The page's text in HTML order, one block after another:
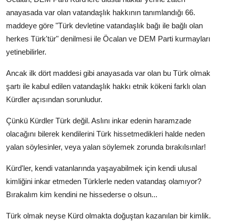
anayasada var olan vatandaşlık hakkının tanımlandığı 66.
maddeye göre "Türk devletine vatandaşlık bağı ile bağlı olan
herkes Türk'tür" denilmesi ile Öcalan ve DEM Parti kurmayları
yetinebilirler.
Ancak ilk dört maddesi gibi anayasada var olan bu Türk olmak
şartı ile kabul edilen vatandaşlık hakkı etnik kökeni farklı olan
Kürdler açısından sorunludur.
Çünkü Kürdler Türk değil. Aslını inkar edenin haramzade
olacağını bilerek kendilerini Türk hissetmedikleri halde neden
yalan söylesinler, veya yalan söylemek zorunda bırakılsınlar!
Kürd'ler, kendi vatanlarında yaşayabilmek için kendi ulusal
kimliğini inkar etmeden Türklerle neden vatandaş olamıyor?
Bırakalım kim kendini ne hissederse o olsun...
Türk olmak neyse Kürd olmakta doğuştan kazanılan bir kimlik.